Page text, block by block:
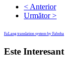
< Anterior
Următor >
FaLang translation system by Faboba
Este Interesant